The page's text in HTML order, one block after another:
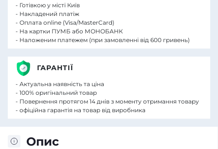
Опис
- Готівкою у місті Київ
- Накладений платіж
- Оплата online (Visa/MasterCard)
- На картки ПУМБ або МОНОБАНК
- Наложеним платежем (при замовленні від 600 гривень)
ГАРАНТІЇ
- Актуальна наявність та ціна
- 100% оригінальний товар
- Повернення протягом 14 днів з моменту отримання товару
- офіційна гарантія на товар від виробника